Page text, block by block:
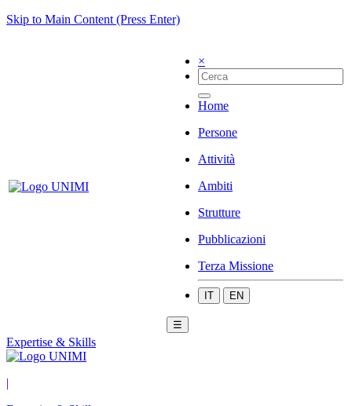
Skip to Main Content (Press Enter)
×
Home
Persone
Attività
Ambiti
Strutture
Pubblicazioni
Terza Missione
IT EN
☰
Expertise & Skills
|